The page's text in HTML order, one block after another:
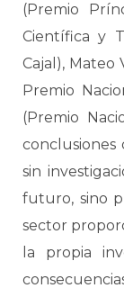
(Premio
Científica y
Cajal), Mateo
Premio
(Premio
conclusiones
sin
futuro, sino
sector
la propia